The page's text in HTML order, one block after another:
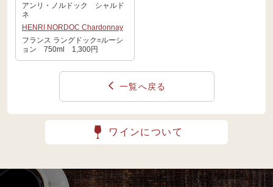
アンリ・ノルドック シャルド
ネ
HENRI NORDOC Chardonnay
フランス ラングドック=ルーシ
ョン 750ml 1,300円
一覧へ戻る
ワインについて